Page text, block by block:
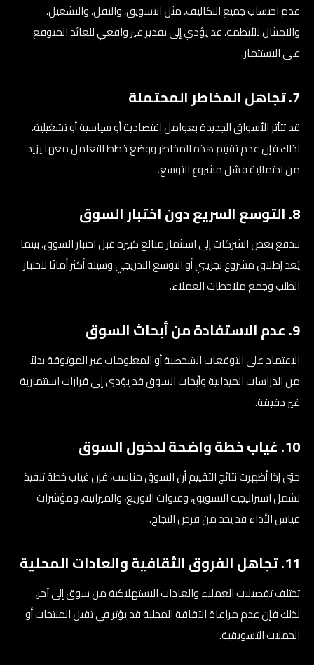
عدم احتساب جميع التكاليف، مثل التسويق، والنقل، والتشغيل،
والامتثال للأنظمة، قد يؤدي إلى تقدير غير واقعي للعائد المتوقع
على الاستثمار.
7. تجاهل المخاطر المحتملة
قد تتأثر الأسواق الجديدة بعوامل اقتصادية أو سياسية أو تشغيلية،
لذلك فإن عدم تقييم هذه المخاطر ووضع خطط للتعامل معها يزيد
من احتمالية فشل مشروع التوسع.
8. التوسع السريع دون اختبار السوق
تندفع بعض الشركات إلى استثمار مبالغ كبيرة قبل اختبار السوق، بينما
يُعد إطلاق مشروع تجريبي أو التوسع التدريجي وسيلة أكثر أمانًا لاختبار
الطلب وجمع ملاحظات العملاء.
9. عدم الاستفادة من أبحاث السوق
الاعتماد على التوقعات الشخصية أو المعلومات غير الموثوقة بدلاً
من الدراسات الميدانية وأبحاث السوق قد يؤدي إلى قرارات استثمارية
غير دقيقة.
10. غياب خطة واضحة لدخول السوق
حتى إذا أظهرت نتائج التقييم أن السوق مناسب، فإن غياب خطة تنفيذ
تشمل استراتيجية التسويق، وقنوات التوزيع، والميزانية، ومؤشرات
قياس الأداء قد يحد من فرص النجاح.
11. تجاهل الفروق الثقافية والعادات المحلية
تختلف تفضيلات العملاء والعادات الاستهلاكية من سوق إلى آخر،
لذلك فإن عدم مراعاة الثقافة المحلية قد يؤثر في تقبل المنتجات أو
الحملات التسويقية.